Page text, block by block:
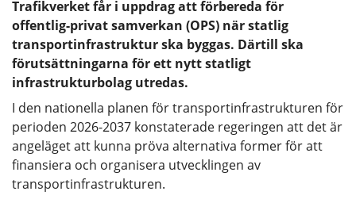
Trafikverket får i uppdrag att förbereda för
offentlig-privat samverkan (OPS) när statlig
transportinfrastruktur ska byggas. Därtill ska
förutsättningarna för ett nytt statligt
infrastrukturbolag utredas.
I den nationella planen för transportinfrastrukturen för
perioden 2026-2037 konstaterade regeringen att det är
angeläget att kunna pröva alternativa former för att
finansiera och organisera utvecklingen av
transportinfrastrukturen.